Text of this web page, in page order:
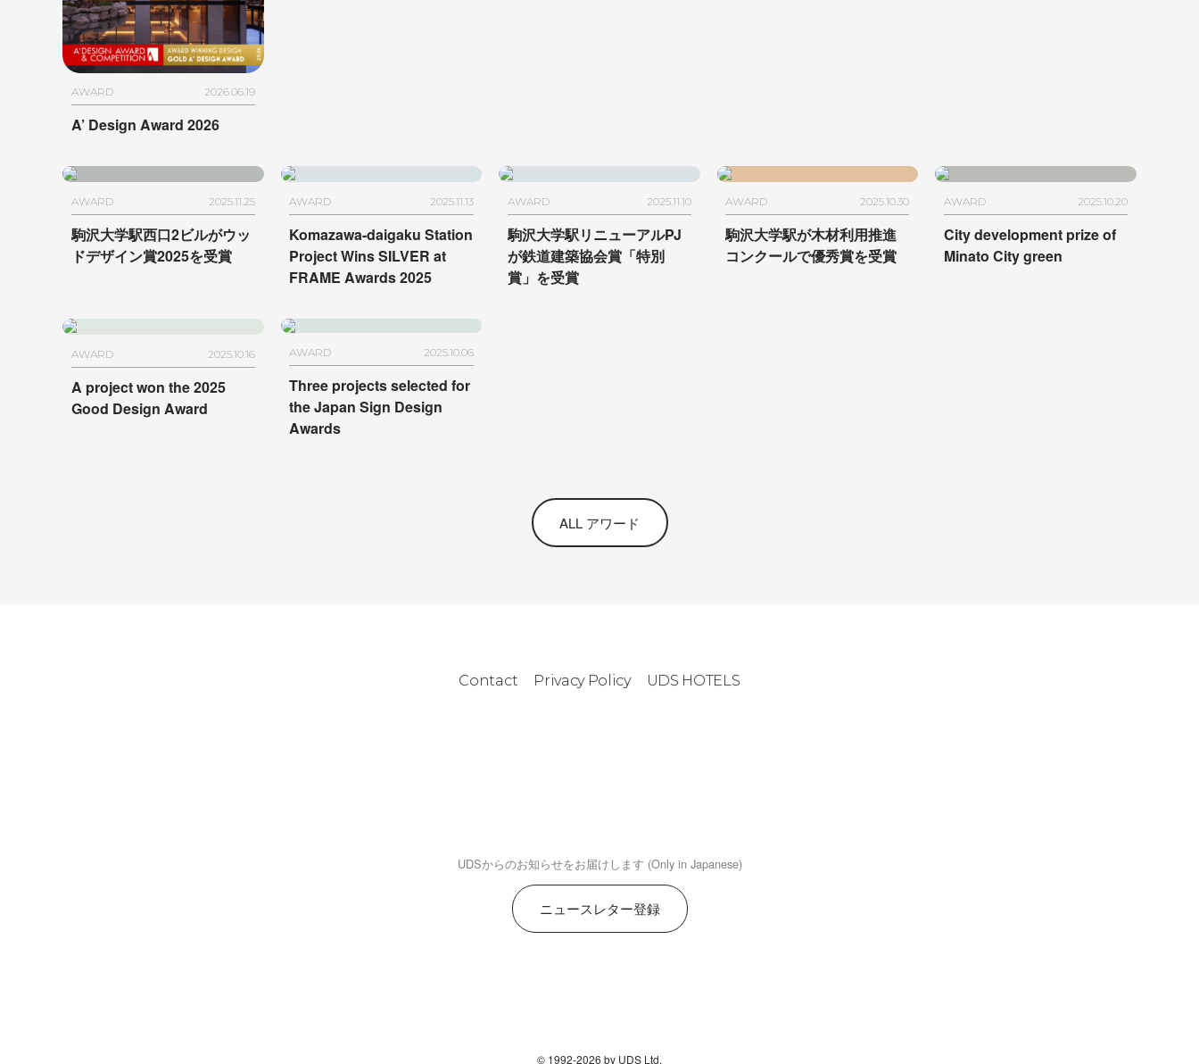
AWARD 2026.06.19
A’ Design Award 2026
AWARD 2025.11.25
駒沢大学駅西口2ビルがウッ
ドデザイン賞2025を受賞
AWARD 2025.11.13
Komazawa-daigaku Station
Project Wins SILVER at
FRAME Awards 2025
AWARD 2025.11.10
駒沢大学駅リニューアルPJ
が鉄道建築協会賞「特別
賞」を受賞
AWARD 2025.10.30
駒沢大学駅が木材利用推進
コンクールで優秀賞を受賞
AWARD 2025.10.20
City development prize of
Minato City green
AWARD 2025.10.16
A project won the 2025
Good Design Award
AWARD 2025.10.06
Three projects selected for
the Japan Sign Design
Awards
ALL アワード
Contact Privacy Policy UDS HOTELS
UDSからのお知らせをお届けします (Only in Japanese)
ニュースレター登録
© 1992-2026 by UDS Ltd.